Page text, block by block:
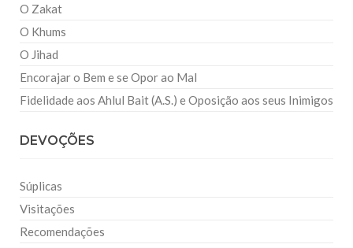
O Zakat
O Khums
O Jihad
Encorajar o Bem e se Opor ao Mal
Fidelidade aos Ahlul Bait (A.S.) e Oposição aos seus Inimigos
DEVOÇÕES
Súplicas
Visitações
Recomendações